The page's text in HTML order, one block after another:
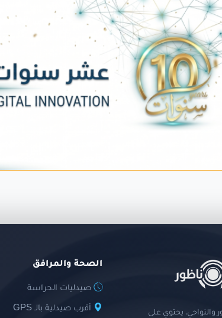
والنواحي، يحتوي على
الصحة والمرافق
صيدليات الحراسة
أقرب صيدلية بالـ GPS